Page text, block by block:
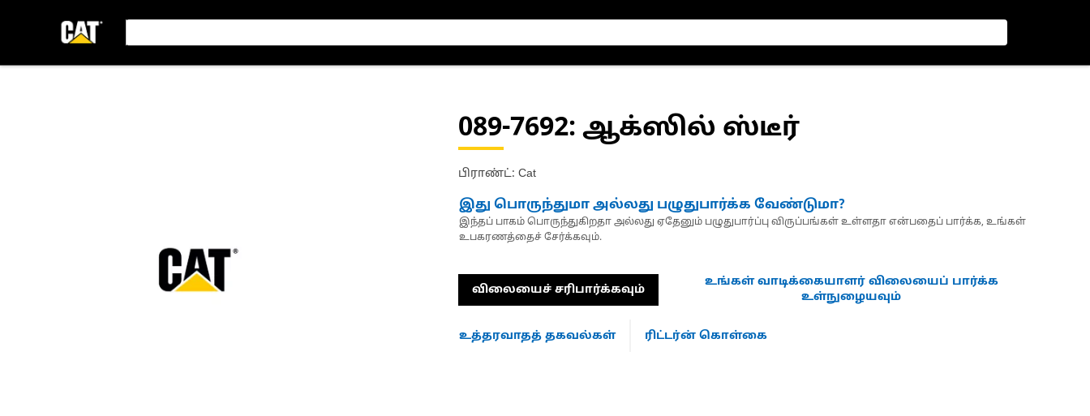
089-7692: ஆக்ஸில் ஸ்டீர்
பிராண்ட்: Cat
இது பொருந்துமா அல்லது பழுதுபார்க்க வேண்டுமா?
இந்தப் பாகம் பொருந்துகிறதா அல்லது ஏதேனும் பழுதுபார்ப்பு விருப்பங்கள் உள்ளதா என்பதைப் பார்க்க, உங்கள்
உபகரணத்தைச் சேர்க்கவும்.
விலையைச் சரிபார்க்கவும்
உங்கள் வாடிக்கையாளர் விலையைப் பார்க்க
உள்நுழையவும்
உத்தரவாதத் தகவல்கள் ரிட்டர்ன் கொள்கை